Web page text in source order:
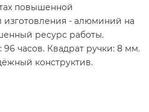
повышенной
- алюминий на
ресурс работы.
96 часов. Квадрат ручки: 8 мм.
конструктив.